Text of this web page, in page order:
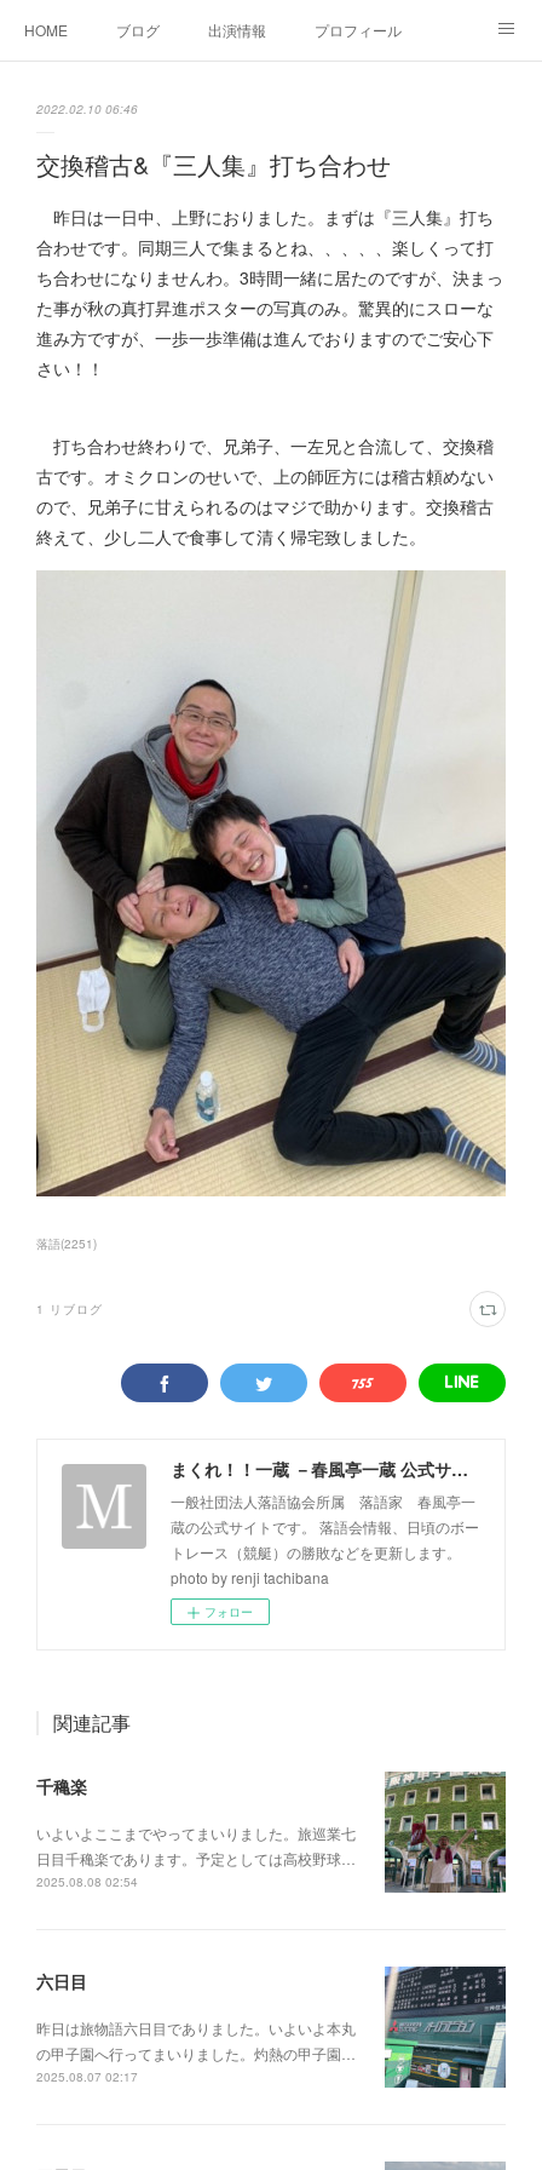
HOME ブログ 出演情報 プロフィール
2022.02.10 06:46
交換稽古&『三人集』打ち合わせ
昨日は一日中、上野におりました。まずは『三人集』打ち
合わせです。同期三人で集まるとね、、、、、楽しくって打
ち合わせになりませんわ。3時間一緒に居たのですが、決まっ
た事が秋の真打昇進ポスターの写真のみ。驚異的にスローな
進み方ですが、一歩一歩準備は進んでおりますのでご安心下
さい！！
打ち合わせ終わりで、兄弟子、一左兄と合流して、交換稽
古です。オミクロンのせいで、上の師匠方には稽古頼めない
ので、兄弟子に甘えられるのはマジで助かります。交換稽古
終えて、少し二人で食事して清く帰宅致しました。
落語(2251)
1 リブログ
まくれ！！一蔵 －春風亭一蔵 公式サイト－
一般社団法人落語協会所属 落語家 春風亭一
蔵の公式サイトです。 落語会情報、日頃のボー
トレース（競艇）の勝敗などを更新します。
photo by renji tachibana
フォロー
関連記事
千穐楽
いよいよここまでやってまいりました。旅巡業七
日目千穐楽であります。予定としては高校野球…
2025.08.08 02:54
六日目
昨日は旅物語六日目でありました。いよいよ本丸
の甲子園へ行ってまいりました。灼熱の甲子園…
2025.08.07 02:17